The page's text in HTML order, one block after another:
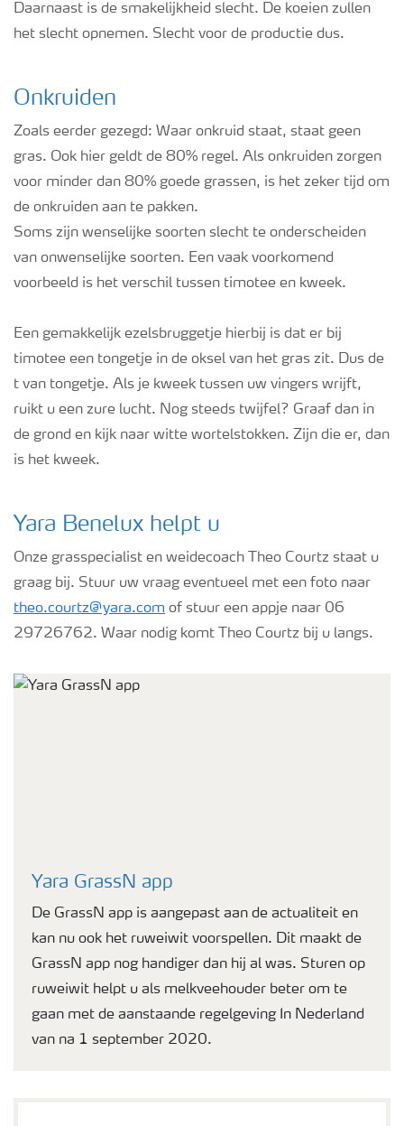
Daarnaast is de smakelijkheid slecht. De koeien zullen
het slecht opnemen. Slecht voor de productie dus.
Onkruiden
Zoals eerder gezegd: Waar onkruid staat, staat geen
gras. Ook hier geldt de 80% regel. Als onkruiden zorgen
voor minder dan 80% goede grassen, is het zeker tijd om
de onkruiden aan te pakken.
Soms zijn wenselijke soorten slecht te onderscheiden
van onwenselijke soorten. Een vaak voorkomend
voorbeeld is het verschil tussen timotee en kweek.
Een gemakkelijk ezelsbruggetje hierbij is dat er bij
timotee een tongetje in de oksel van het gras zit. Dus de
t van tongetje. Als je kweek tussen uw vingers wrijft,
ruikt u een zure lucht. Nog steeds twijfel? Graaf dan in
de grond en kijk naar witte wortelstokken. Zijn die er, dan
is het kweek.
Yara Benelux helpt u
Onze grasspecialist en weidecoach Theo Courtz staat u
graag bij. Stuur uw vraag eventueel met een foto naar
theo.courtz@yara.com of stuur een appje naar 06
29726762. Waar nodig komt Theo Courtz bij u langs.
Yara GrassN app
De GrassN app is aangepast aan de actualiteit en
kan nu ook het ruweiwit voorspellen. Dit maakt de
GrassN app nog handiger dan hij al was. Sturen op
ruweiwit helpt u als melkveehouder beter om te
gaan met de aanstaande regelgeving In Nederland
van na 1 september 2020.